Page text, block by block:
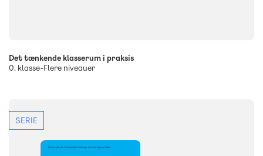
Det tænkende klasserum i praksis
0. klasse-Flere niveauer
SERIE